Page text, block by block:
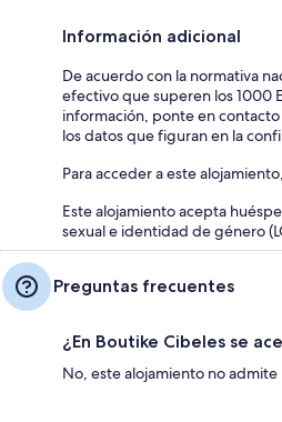
Información adicional
De acuerdo con la normativa
efectivo que superen los 1000
información, ponte en
los datos que figuran en la
Para acceder a este
Este alojamiento acepta
sexual e identidad de género
Preguntas frecuentes
¿En Boutike Cibeles se
No, este alojamiento no admite